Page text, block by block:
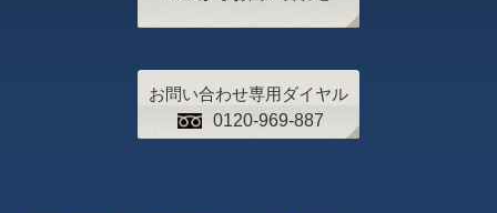
お問い合わせ専用ダイヤル
0120-969-887